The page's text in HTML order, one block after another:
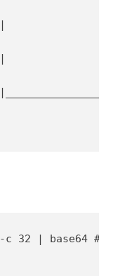
-c 32 | base64 #